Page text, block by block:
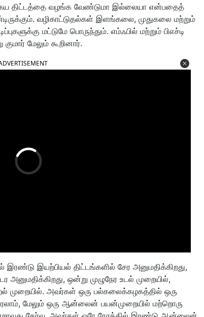
திட்டத்தை வழங்க வேண்டுமா இல்லையா என்பதைத்
வழிகாட்டுதல்கள் இளங்கலை, முதுகலை மற்றும்
மட்டுமே பொருந்தும். எம்ஃபில் மற்றும் பிஎச்டி
மேலும் கூறினார்.
இயற்பியல் திட்டங்களில் சேர அனுமதிக்கிறது,
ஒன்று முழுநேர உடல் முறையில்,
முறையில். அவர்கள் ஒரு பல்கலைக்கழகத்தில் ஒரு
மேலும் ஒரு ஆன்லைன் பயன்முறையில் மற்றொரு